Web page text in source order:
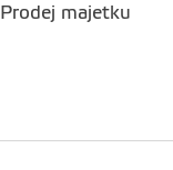
Prodej majetku